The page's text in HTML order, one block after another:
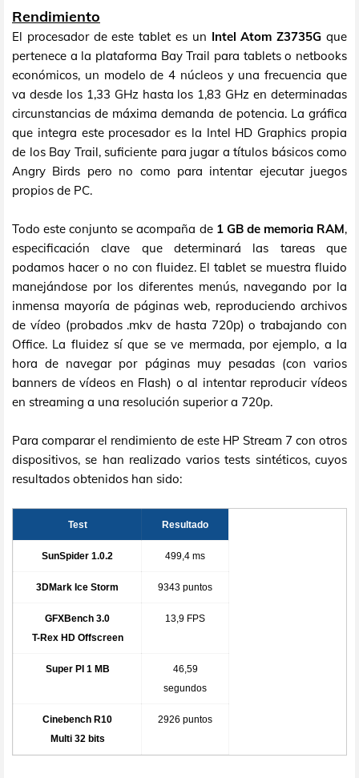
Rendimiento
El procesador de este tablet es un Intel Atom Z3735G que
pertenece a la plataforma Bay Trail para tablets o netbooks
económicos, un modelo de 4 núcleos y una frecuencia que
va desde los 1,33 GHz hasta los 1,83 GHz en determinadas
circunstancias de máxima demanda de potencia. La gráfica
que integra este procesador es la Intel HD Graphics propia
de los Bay Trail, suficiente para jugar a títulos básicos como
Angry Birds pero no como para intentar ejecutar juegos
propios de PC.
Todo este conjunto se acompaña de 1 GB de memoria RAM,
especificación clave que determinará las tareas que
podamos hacer o no con fluidez. El tablet se muestra fluido
manejándose por los diferentes menús, navegando por la
inmensa mayoría de páginas web, reproduciendo archivos
de vídeo (probados .mkv de hasta 720p) o trabajando con
Office. La fluidez sí que se ve mermada, por ejemplo, a la
hora de navegar por páginas muy pesadas (con varios
banners de vídeos en Flash) o al intentar reproducir vídeos
en streaming a una resolución superior a 720p.
Para comparar el rendimiento de este HP Stream 7 con otros
dispositivos, se han realizado varios tests sintéticos, cuyos
resultados obtenidos han sido:
Test Resultado
SunSpider 1.0.2 499,4 ms
3DMark Ice Storm 9343 puntos
GFXBench 3.0
T-Rex HD Offscreen
13,9 FPS
Super PI 1 MB
46,59
segundos
Cinebench R10
Multi 32 bits
2926 puntos